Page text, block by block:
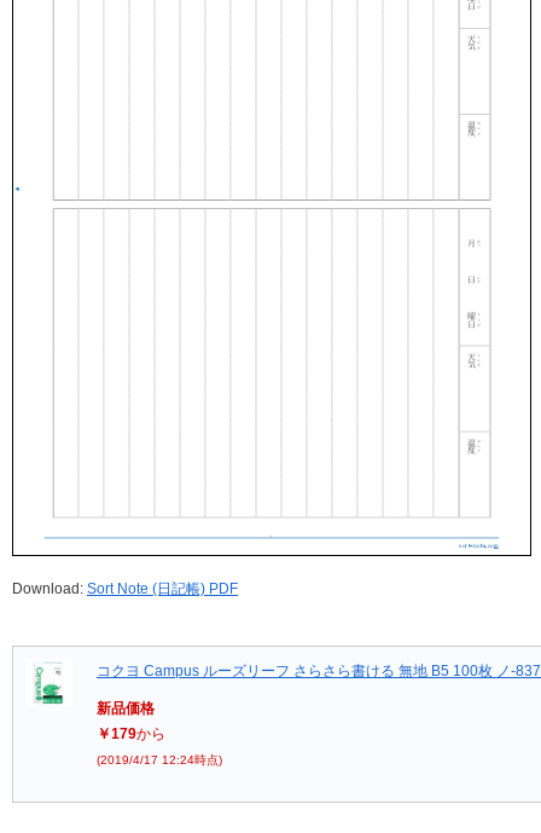
Download: Sort Note (日記帳) PDF
コクヨ Campus ルーズリーフ さらさら書ける 無地 B5 100枚 ノ-
新品価格
￥179から
(2019/4/17 12:24時点)